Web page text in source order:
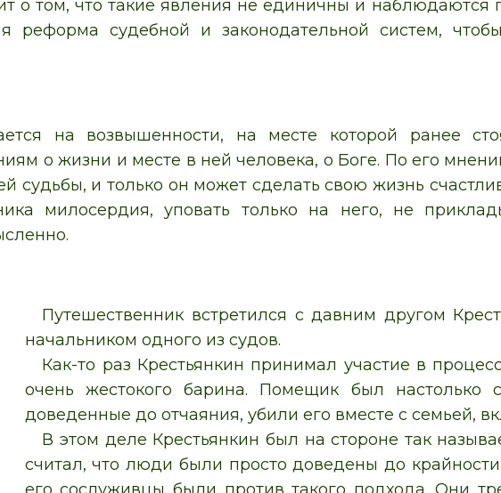
о том, что такие явления не единичны и наблюдаются
реформа судебной и законодательной систем,
на возвышенности, на месте которой ранее
о жизни и месте в ней человека, о Боге. По его
судьбы, и только он может сделать свою жизнь
милосердия, уповать только на него, не
Путешественник встретился с давним другом
начальником одного из судов.
Как-то раз Крестьянкин принимал участие в
очень жестокого барина. Помещик был настолько
доведенные до отчаяния, убили его вместе с семьей,
В этом деле Крестьянкин был на стороне так
считал, что люди были просто доведены до